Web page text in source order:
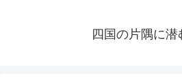
四国の片隅に潜